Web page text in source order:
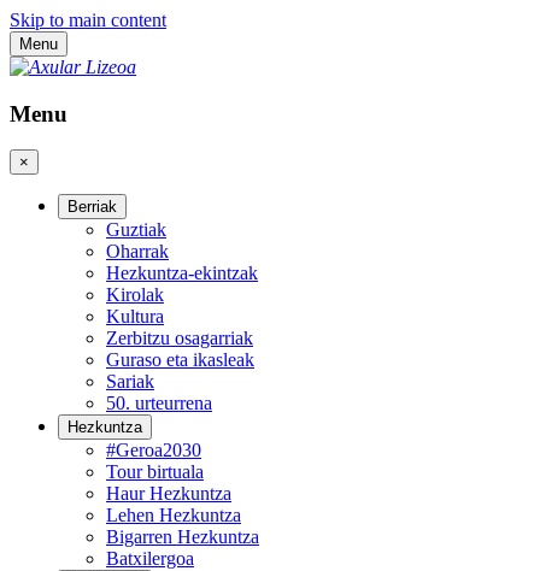
Skip to main content
Menu
Menu
×
Berriak
Guztiak
Oharrak
Hezkuntza-ekintzak
Kirolak
Kultura
Zerbitzu osagarriak
Guraso eta ikasleak
Sariak
50. urteurrena
Hezkuntza
#Geroa2030
Tour birtuala
Haur Hezkuntza
Lehen Hezkuntza
Bigarren Hezkuntza
Batxilergoa